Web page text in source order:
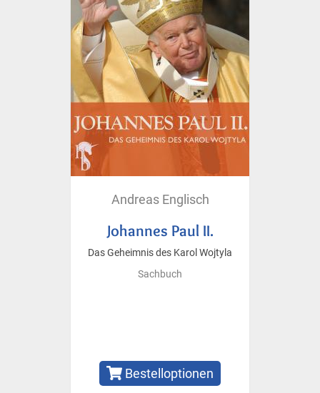
Andreas Englisch
Johannes Paul II.
Das Geheimnis des Karol Wojtyla
Sachbuch
Bestelloptionen